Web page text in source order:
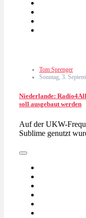
Tom Sprenger
Sonntag, 3.
Niederlande:
soll ausgebaut werden
Auf der UKW-
Sublime genutzt